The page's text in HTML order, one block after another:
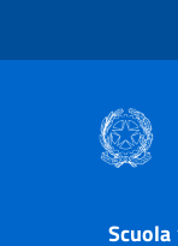
Scuola